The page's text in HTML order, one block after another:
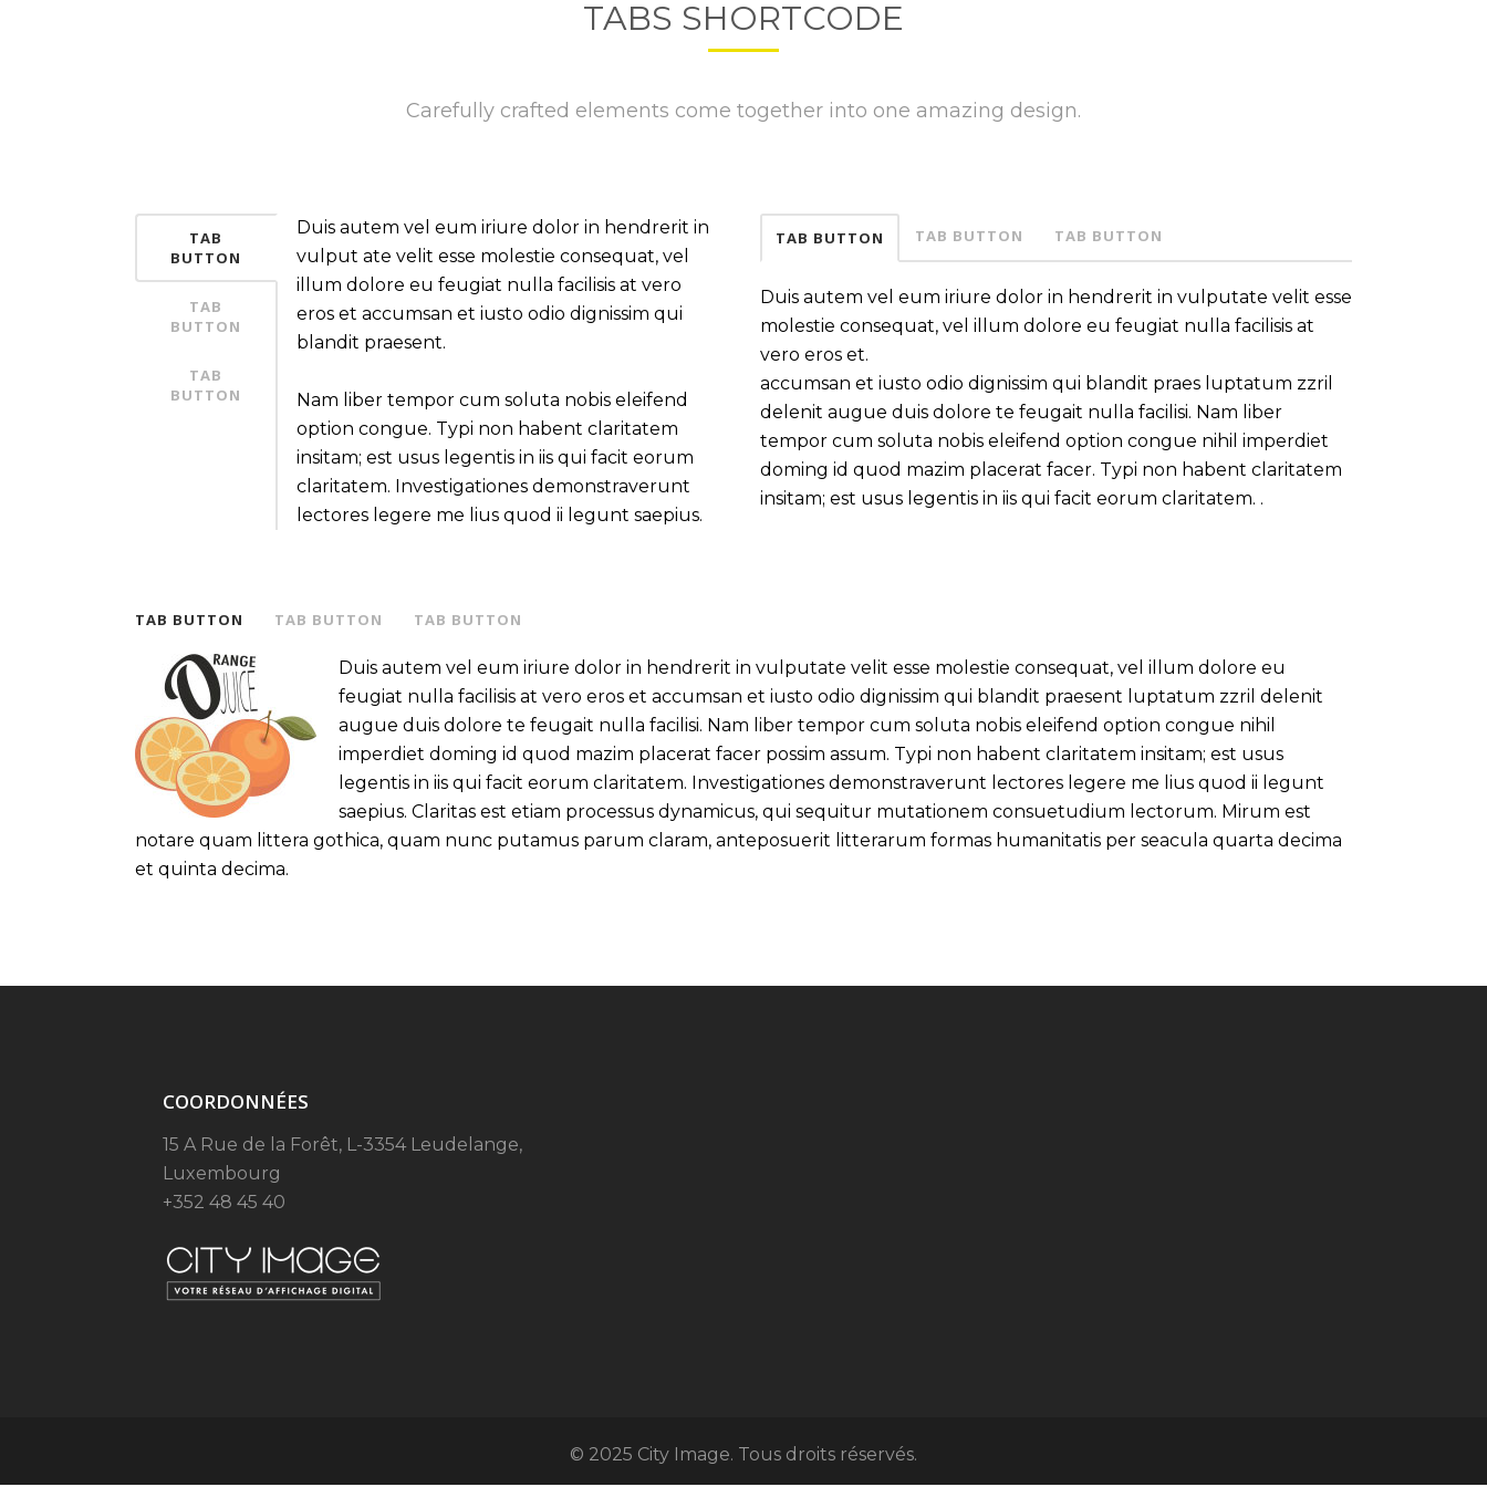
TABS SHORTCODE
Carefully crafted elements come together into one amazing design.
TAB
BUTTON
TAB
BUTTON
TAB
BUTTON
Duis autem vel eum iriure dolor in hendrerit in
vulput ate velit esse molestie consequat, vel
illum dolore eu feugiat nulla facilisis at vero
eros et accumsan et iusto odio dignissim qui
blandit praesent.
Nam liber tempor cum soluta nobis eleifend
option congue. Typi non habent claritatem
insitam; est usus legentis in iis qui facit eorum
claritatem. Investigationes demonstraverunt
lectores legere me lius quod ii legunt saepius.
TAB BUTTON TAB BUTTON TAB BUTTON
Duis autem vel eum iriure dolor in hendrerit in vulputate velit esse
molestie consequat, vel illum dolore eu feugiat nulla facilisis at
vero eros et.
accumsan et iusto odio dignissim qui blandit praes luptatum zzril
delenit augue duis dolore te feugait nulla facilisi. Nam liber
tempor cum soluta nobis eleifend option congue nihil imperdiet
doming id quod mazim placerat facer. Typi non habent claritatem
insitam; est usus legentis in iis qui facit eorum claritatem. .
TAB BUTTON TAB BUTTON TAB BUTTON
Duis autem vel eum iriure dolor in hendrerit in vulputate velit esse molestie consequat, vel illum dolore eu
feugiat nulla facilisis at vero eros et accumsan et iusto odio dignissim qui blandit praesent luptatum zzril delenit
augue duis dolore te feugait nulla facilisi. Nam liber tempor cum soluta nobis eleifend option congue nihil
imperdiet doming id quod mazim placerat facer possim assum. Typi non habent claritatem insitam; est usus
legentis in iis qui facit eorum claritatem. Investigationes demonstraverunt lectores legere me lius quod ii legunt
saepius. Claritas est etiam processus dynamicus, qui sequitur mutationem consuetudium lectorum. Mirum est
notare quam littera gothica, quam nunc putamus parum claram, anteposuerit litterarum formas humanitatis per seacula quarta decima
et quinta decima.
COORDONNÉES
15 A Rue de la Forêt, L-3354 Leudelange,
Luxembourg
+352 48 45 40
© 2025 City Image. Tous droits réservés.